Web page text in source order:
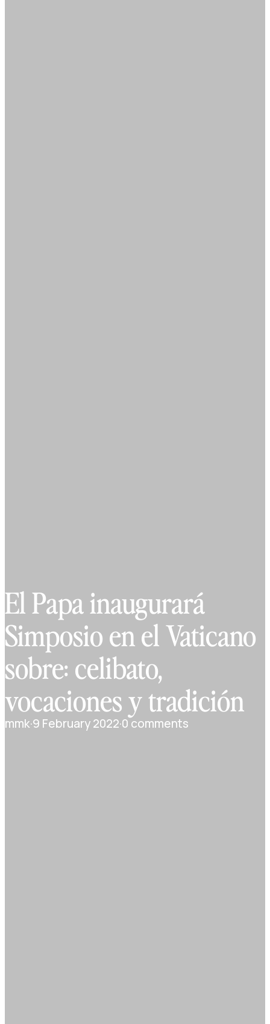
El Papa inaugurará
Simposio en el Vaticano
sobre: celibato,
vocaciones y tradición
mmk·9 February 2022·0 comments